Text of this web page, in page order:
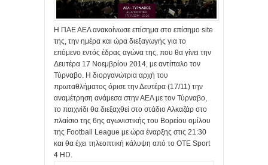
Η ΠΑΕ ΑΕΛ ανακοίνωσε επίσημα στο επίσημο site
της, την ημέρα και ώρα διεξαγωγής για το
επόμενο εντός έδρας αγώνα της, που θα γίνει την
Δευτέρα 17 Νοεμβρίου 2014, με αντίπαλο τον
Τύρναβο. Η διοργανώτρια αρχή του
πρωταθλήματος όρισε την Δευτέρα (17/11) την
αναμέτρηση ανάμεσα στην ΑΕΛ με τον Τύρναβο,
το παιχνίδι θα διεξαχθεί στο στάδιο Αλκαζάρ στο
πλαίσιο της 6ης αγωνιστικής του Βορείου ομίλου
της Football League με ώρα έναρξης στις 21:30
και θα έχει τηλεοπτική κάλυψη από το OTE Sport
4 HD.